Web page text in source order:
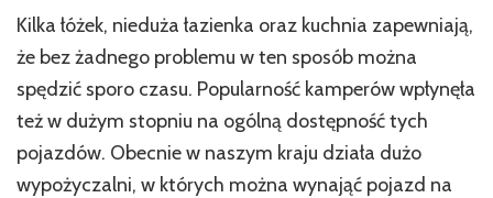
Kilka łóżek, nieduża łazienka oraz kuchnia zapewniają,
że bez żadnego problemu w ten sposób można
spędzić sporo czasu. Popularność kamperów wpłynęła
też w dużym stopniu na ogólną dostępność tych
pojazdów. Obecnie w naszym kraju działa dużo
wypożyczalni, w których można wynająć pojazd na